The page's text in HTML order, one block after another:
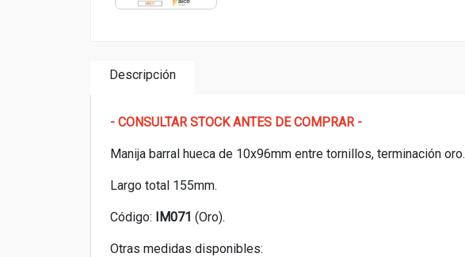
Descripción
- CONSULTAR STOCK ANTES DE COMPRAR -
Manija barral hueca de 10x96mm entre tornillos, terminación oro.
Largo total 155mm.
Código: IM071 (Oro).
Otras medidas disponibles: